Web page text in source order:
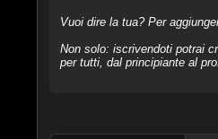
Vuoi dire la tua? Per
Non solo: iscrivendoti potrai
per tutti, dal principiante al